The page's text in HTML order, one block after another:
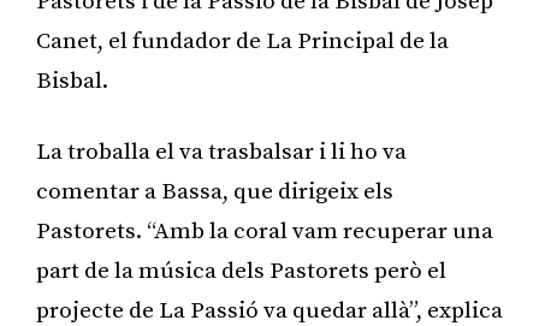
Canet, el fundador de La Principal de la
Bisbal.
La troballa el va trasbalsar i li ho va
comentar a Bassa, que dirigeix els
Pastorets. “Amb la coral vam recuperar una
part de la música dels Pastorets però el
projecte de La Passió va quedar allà”, explica